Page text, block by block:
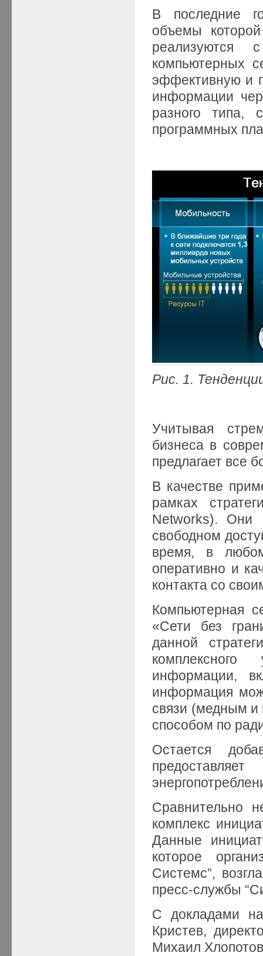
В последние
объемы
реализуются
компьютерных
эффективную и
информации
разного типа,
программных
Рис. 1.
Учитывая
бизнеса в
предлагает все
В качестве
рамках
Networks). Они
свободном
время, в
оперативно и
контакта со
Компьютерная
«Сети без
данной
комплексного
информации,
информация
связи (медным и
способом по
Остается
Сравнительно
комплекс
Данные
которое
Системс”,
пресс-службы
С докладами
Кристев,
Михаил